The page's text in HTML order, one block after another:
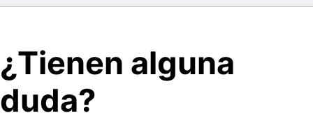
¿Tienen alguna
duda?